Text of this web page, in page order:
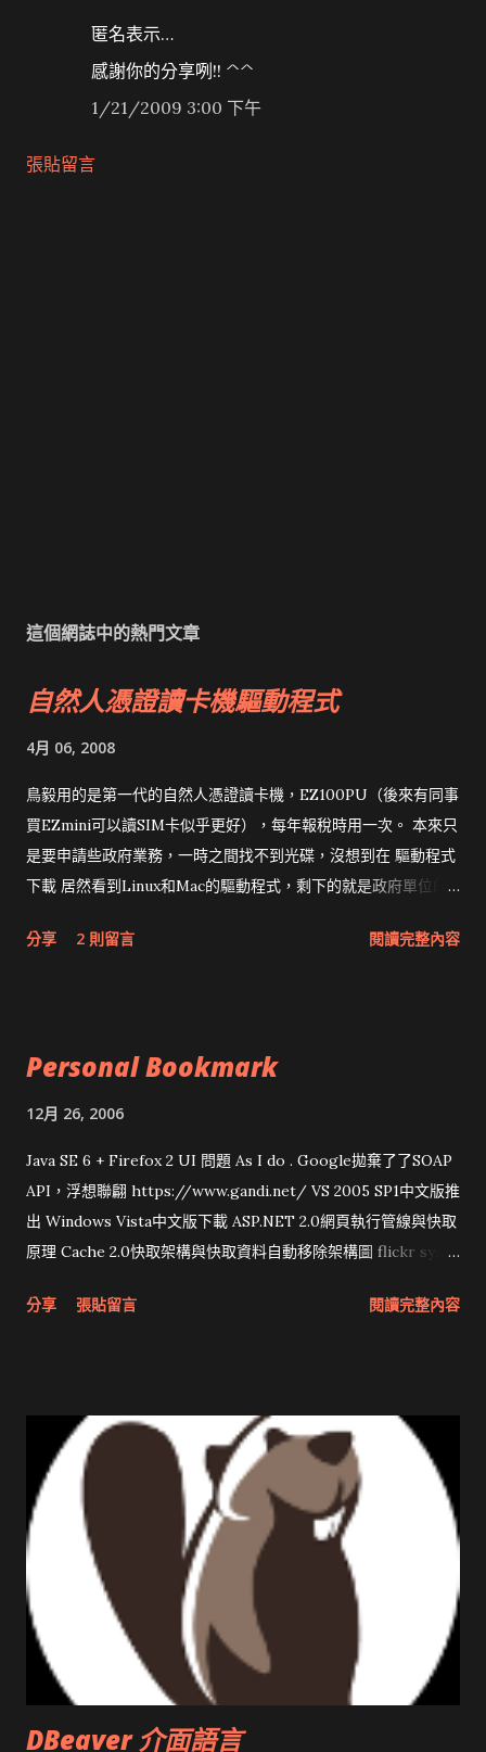
匿名表示…
感謝你的分享咧!! ^^
1/21/2009 3:00 下午
張貼留言
這個網誌中的熱門文章
自然人憑證讀卡機驅動程式
4月 06, 2008
鳥毅用的是第一代的自然人憑證讀卡機，EZ100PU（後來有同事
買EZmini可以讀SIM卡似乎更好），每年報稅時用一次。 本來只
是要申請些政府業務，一時之間找不到光碟，沒想到在 驅動程式
下載 居然看到Linux和Mac的驅動程式，剩下的就是政府單位的
分享 2 則留言 閱讀完整內容
Personal Bookmark
12月 26, 2006
Java SE 6 + Firefox 2 UI 問題 As I do . Google拋棄了了SOAP
API，浮想聯翩 https://www.gandi.net/ VS 2005 SP1中文版推
出 Windows Vista中文版下載 ASP.NET 2.0網頁執行管線與快取
原理 Cache 2.0快取架構與快取資料自動移除架構圖 flickr sync
圖治推動改革 Wait and see 國內某SOC疑遭駭客入侵 大砲開講
分享 張貼留言 閱讀完整內容
DBeaver 介面語言